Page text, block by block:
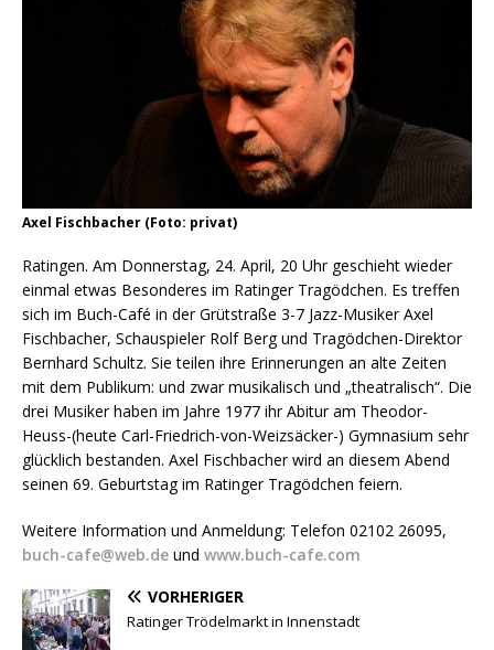
Axel Fischbacher (Foto: privat)
Ratingen. Am Donnerstag, 24. April, 20 Uhr geschieht wieder
einmal etwas Besonderes im Ratinger Tragödchen. Es treffen
sich im Buch-Café in der Grütstraße 3-7 Jazz-Musiker Axel
Fischbacher, Schauspieler Rolf Berg und Tragödchen-Direktor
Bernhard Schultz. Sie teilen ihre Erinnerungen an alte Zeiten
mit dem Publikum: und zwar musikalisch und „theatralisch“. Die
drei Musiker haben im Jahre 1977 ihr Abitur am Theodor-
Heuss-(heute Carl-Friedrich-von-Weizsäcker-) Gymnasium sehr
glücklich bestanden. Axel Fischbacher wird an diesem Abend
seinen 69. Geburtstag im Ratinger Tragödchen feiern.
Weitere Information und Anmeldung: Telefon 02102 26095,
buch-cafe@web.de und www.buch-cafe.com
VORHERIGER
Ratinger Trödelmarkt in Innenstadt